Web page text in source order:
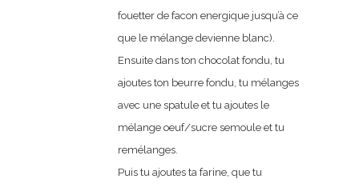
fouetter de facon energique jusqu’à ce
que le mélange devienne blanc).
Ensuite dans ton chocolat fondu, tu
ajoutes ton beurre fondu, tu mélanges
avec une spatule et tu ajoutes le
mélange oeuf/sucre semoule et tu
remélanges.
Puis tu ajoutes ta farine, que tu